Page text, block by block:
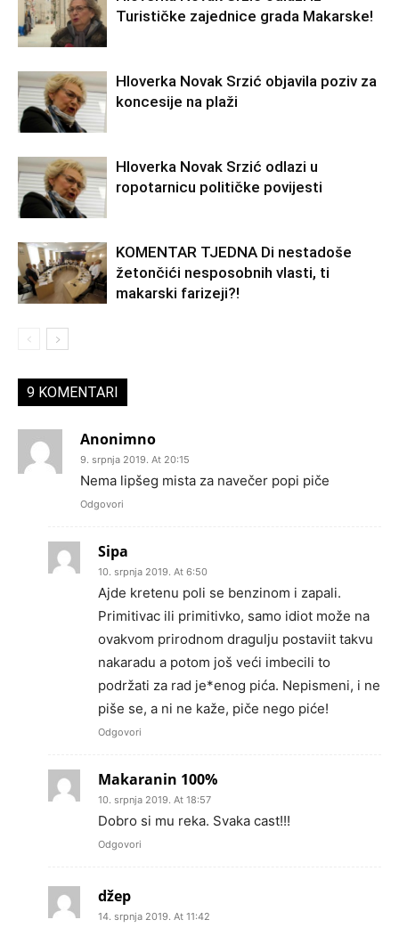
Turističke zajednice grada Makarske!
Hloverka Novak Srzić objavila poziv za
koncesije na plaži
Hloverka Novak Srzić odlazi u
ropotarnicu političke povijesti
KOMENTAR TJEDNA Di nestadoše
žetončići nesposobnih vlasti, ti
makarski farizeji?!
9 KOMENTARI
Anonimno
9. srpnja 2019. At 20:15
Nema lipšeg mista za navečer popi piče
Odgovori
Sipa
10. srpnja 2019. At 6:50
Ajde kretenu poli se benzinom i zapali.
Primitivac ili primitivko, samo idiot može na
ovakvom prirodnom dragulju postaviit takvu
nakaradu a potom još veći imbecili to
podržati za rad je*enog pića. Nepismeni, i ne
piše se, a ni ne kaže, piče nego piće!
Odgovori
Makaranin 100%
10. srpnja 2019. At 18:57
Dobro si mu reka. Svaka cast!!!
Odgovori
džep
14. srpnja 2019. At 11:42